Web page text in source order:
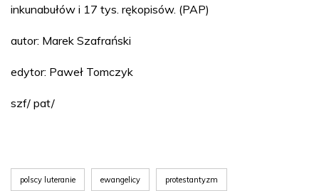
inkunabułów i 17 tys. rękopisów. (PAP)
autor: Marek Szafrański
edytor: Paweł Tomczyk
szf/ pat/
polscy luteranie ewangelicy protestantyzm